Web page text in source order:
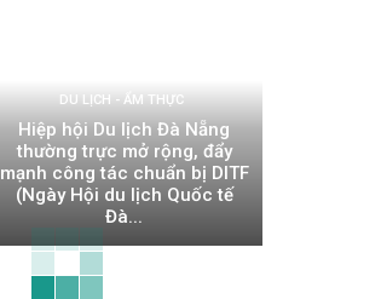
DU LỊCH - ẨM THỰC
Hiệp hội Du lịch Đà Nẵng
thường trực mở rộng, đẩy
mạnh công tác chuẩn bị DITF
(Ngày Hội du lịch Quốc tế
Đà...